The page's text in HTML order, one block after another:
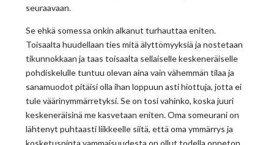
seuraavaan.
Se ehkä somessa onkin alkanut turhauttaa eniten.
Toisaalta huudellaan ties mitä älyttömyyksiä ja nostetaan
tikunnokkaan ja taas toisaalta sellaiselle keskeneräiselle
pohdiskelulle tuntuu olevan aina vain vähemmän tilaa ja
sanamuodot pitäisi olla ihan loppuun asti hiottuja, jotta ei
tule väärinymmärretyksi. Se on tosi vahinko, koska juuri
keskeneräisinä me kasvetaan eniten. Oma someurani on
lähtenyt puhtaasti liikkeelle siitä, että oma ymmärrys ja